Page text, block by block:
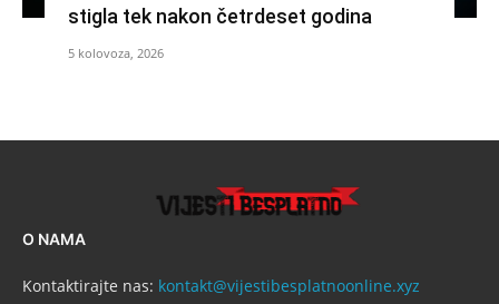
stigla tek nakon četrdeset godina
5 kolovoza, 2026
O NAMA
Kontaktirajte nas: kontakt@vijestibesplatnoonline.xyz